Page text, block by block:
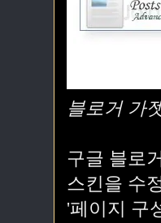
블로거 가
구글 블로
스킨을 수
'페이지 구